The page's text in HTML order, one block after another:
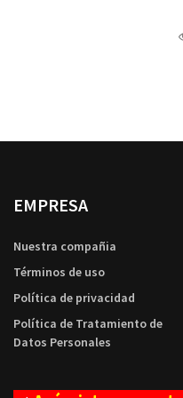
EMPRESA
Nuestra compañia
Términos de uso
Política de privacidad
Política de Tratamiento de
Datos Personales